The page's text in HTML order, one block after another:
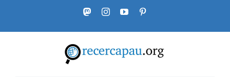
content
MastodonInstagram
YouTube